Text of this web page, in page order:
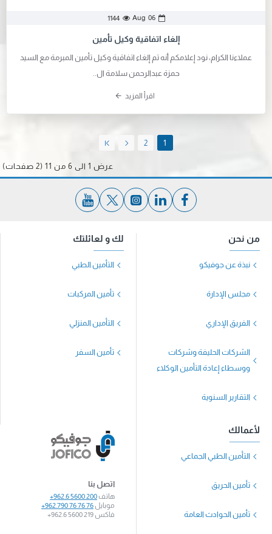
06
Aug
1144
إلغاء اتفاقية وكيل تأمين
عملاءنا الكرام، نود إعلامكم أنه تم إلغاء اتفاقية وكيل تأمين المبرمة مع السيد
حمزة عبدالرحمن سلامة ال..
اقرأ المزيد
1
2
عرض 1 الى 6 من 11 (2 صفحات)
من نحن
نبذة عن جوفيكو
مجلس الإدارة
الفريق الإداري
الشركات الحليفة وشركات
ووسطاء إعادة التأمين الوكلاء
التقارير السنوية
لك و لعائلتك
التأمين الطبي
تأمين المركبات
التأمين المنزلي
تأمين السفر
لأعمالك
التأمين الطبي الجماعي
تأمين الحريق
تأمين الحوادث العامة
اتصل بنا
هاتف +962.6 5600 200
موبايل +962.790 76 76 76
فاكس +962.6 5600 219